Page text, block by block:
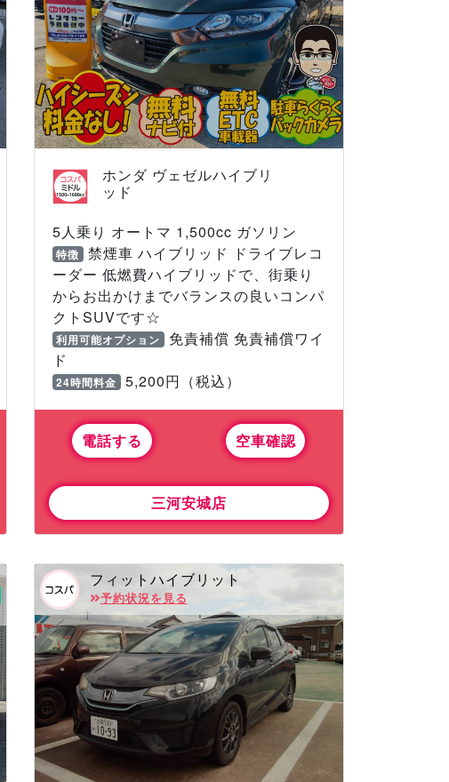
ホンダ ヴェゼルハイブリ
ッド
5人乗り オートマ 1,500cc ガソリン
特徴
禁煙車 ハイブリッド ドライブレコ
ーダー 低燃費ハイブリッドで、街乗り
からお出かけまでバランスの良いコンパ
クトSUVです☆
利用可能オプション
免責補償 免責補償ワイ
ド
24時間料金 5,200円（税込）
電話する 空車確認
三河安城店
フィットハイブリット
予約状況を見る